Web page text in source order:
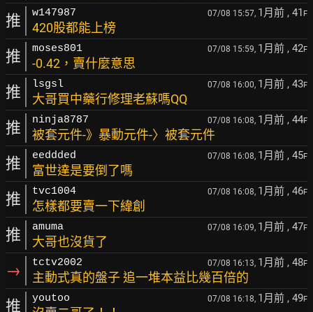
推 w147987 07/08 15:57, 1月前 , 41 F
420股都能上榜
推 moses801 07/08 15:59, 1月前 , 42F
-0.42，賣什麼意思
推 lsgsl 07/08 16:00, 1月前 , 43F
大哥買中藥行修理老蘇嗎QQ
推 ninja8787 07/08 16:08, 1月前 , 44F
被套元件-》暴動元件-〉被套元件
推 eeddded 07/08 16:08, 1月前 , 45F
富世達是要倒了嗎
推 tvc1004 07/08 16:08, 1月前 , 46F
怎樣都要賣一下緯創
推 amuma 07/08 16:09, 1月前 , 47F
大哥也沒貨了
→ tctv2002 07/08 16:13, 1月前 , 48F
主動式真的盤子 追一堆本益比幾百倍的
推 youtoo 07/08 16:18, 1月前 , 49F